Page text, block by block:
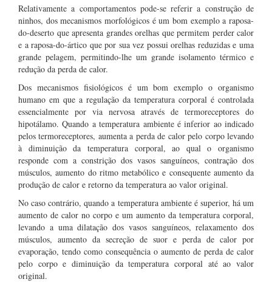
Relativamente a comportamentos pode-se referir a construção de
ninhos, dos mecanismos morfológicos é um bom exemplo a raposa-
do-deserto que apresenta grandes orelhas que permitem perder calor
e a raposa-do-ártico que por sua vez possui orelhas reduzidas e uma
grande pelagem, permitindo-lhe um grande isolamento térmico e
redução da perda de calor.
Dos mecanismos fisiológicos é um bom exemplo o organismo
humano em que a regulação da temperatura corporal é controlada
essencialmente por via nervosa através de termoreceptores do
hipotálamo. Quando a temperatura ambiente é inferior ao indicado
pelos termoreceptores, aumenta a perda de calor pelo corpo levando
à diminuição da temperatura corporal, ao qual o organismo
responde com a constrição dos vasos sanguíneos, contração dos
músculos, aumento do ritmo metabólico e consequente aumento da
produção de calor e retorno da temperatura ao valor original.
No caso contrário, quando a temperatura ambiente é superior, há um
aumento de calor no corpo e um aumento da temperatura corporal,
levando a uma dilatação dos vasos sanguíneos, relaxamento dos
músculos, aumento da secreção de suor e perda de calor por
evaporação, tendo como consequência o aumento de perda de calor
pelo corpo e diminuição da temperatura corporal até ao valor
original.